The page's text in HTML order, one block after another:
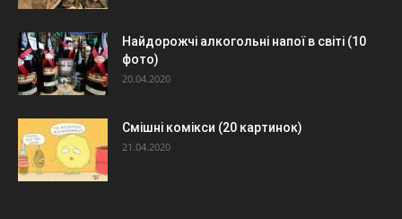
Найдорожчі алкогольні напої в світі (10
фото)
20.04.2020
Смішні комікси (20 картинок)
21.04.2020